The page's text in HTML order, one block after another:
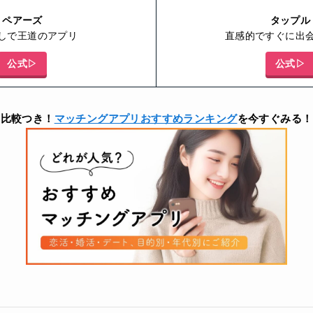
ペアーズ
で王道のアプリ
タップル
直感的ですぐに出
公式▷ 公式▷
比較つき！ マッチングアプリおすすめランキングを今すぐみる！